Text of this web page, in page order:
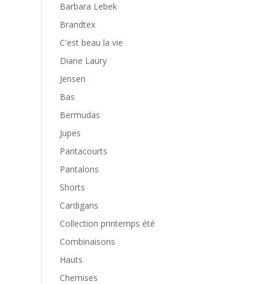
Barbara Lebek
Brandtex
C'est beau la vie
Diane Laury
Jensen
Bas
Bermudas
Jupes
Pantacourts
Pantalons
Shorts
Cardigans
Collection printemps été
Combinaisons
Hauts
Chemises